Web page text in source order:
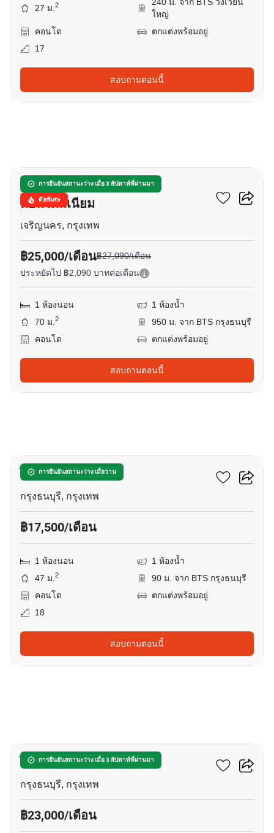
27 ม.2
240 ม. จาก BTS วงเวียน
ใหญ่
คอนโด
ตกแต่งพร้อมอยู่
17
สอบถามตอนนี้
การยืนยันสถานะว่าง เมื่อ 3 สัปดาห์ที่ผ่านมา
ดีลพิเศษ
บ้าน สาทร เจ้าพระยา
คอนโดมิเนียม
เจริญนคร, กรุงเทพ
฿25,000/เดือน฿27,090/เดือน
ประหยัดไป ฿2,090 บาทต่อเดือน
1 ห้องนอน
1 ห้องน้ำ
70 ม.2
950 ม. จาก BTS กรุงธนบุรี
คอนโด
ตกแต่งพร้อมอยู่
สอบถามตอนนี้
การยืนยันสถานะว่าง เมื่อวาน
ไฮฟ์ สาทร
กรุงธนบุรี, กรุงเทพ
฿17,500/เดือน
1 ห้องนอน
1 ห้องน้ำ
47 ม.2
90 ม. จาก BTS กรุงธนบุรี
คอนโด
ตกแต่งพร้อมอยู่
18
สอบถามตอนนี้
การยืนยันสถานะว่าง เมื่อ 3 สัปดาห์ที่ผ่านมา
ไฮฟ์ สาทร
กรุงธนบุรี, กรุงเทพ
฿23,000/เดือน